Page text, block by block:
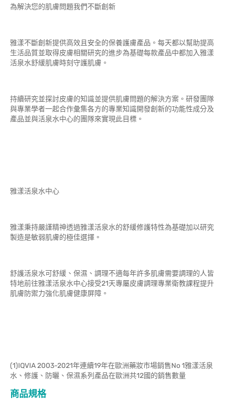
為解決您的肌膚問題我們不斷創新
雅漾不斷創新提供高效且安全的保養護膚產品。每天都以幫助提高
生活品質並取得皮膚相關研究的進步為基礎每款產品中都加入雅漾
活泉水舒緩肌膚時刻守護肌膚。
持續研究並探討皮膚的知識並提供肌膚問題的解決方案。研發團隊
與專業學者一起合作彙集各方的專業知識開發創新的功能性成分及
產品並與活泉水中心的團隊來實現此目標。
雅漾活泉水中心
雅漾秉持嚴謹精神透過雅漾活泉水的舒緩修護特性為基礎加以研究
製造是敏弱肌膚的極佳選擇。
舒護活泉水可舒緩、保濕、調理不適每年許多肌膚需要調理的人皆
特地前往雅漾活泉水中心接受21天專屬皮膚調理專業衛教課程提升
肌膚防禦力強化肌膚健康屏障。
(1)IQVIA 2003-2021年連續19年在歐洲藥妝市場銷售No 1雅漾活泉
水、修護、防曬、保濕系列產品在歐洲共12國的銷售數量
商品規格